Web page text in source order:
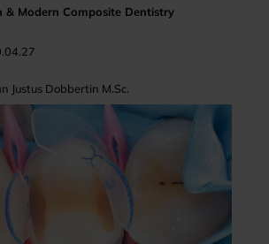
& Modern Composite Dentistry
Justus Dobbertin M.Sc.